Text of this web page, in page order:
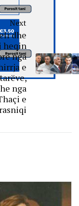
Next
dhe
heqin
nga
e
nga
e